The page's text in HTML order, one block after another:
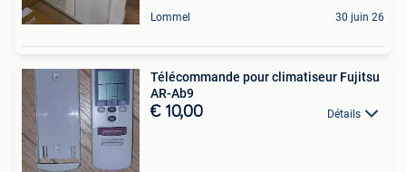
Lommel 30 juin 26
Télécommande pour climatiseur Fujitsu
AR-Ab9
€ 10,00 Détails